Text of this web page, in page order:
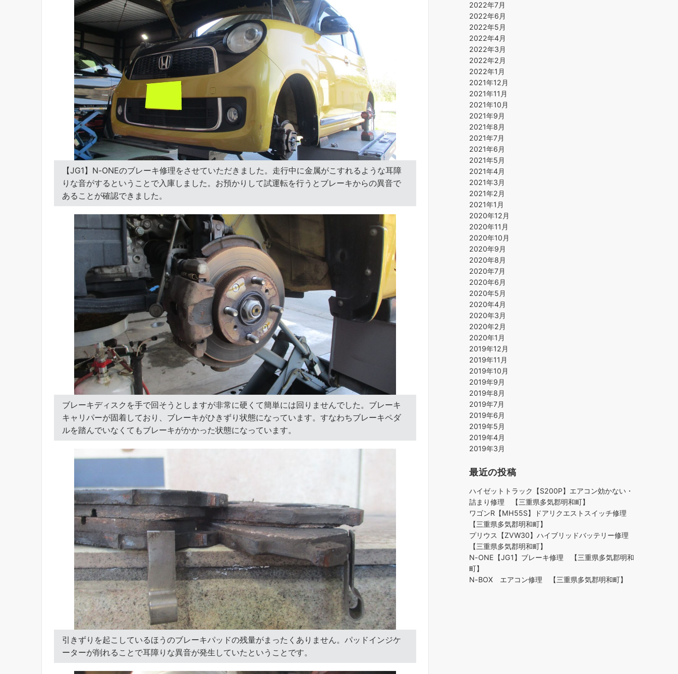
【JG1】N-ONEのブレーキ修理をさせていただきました。走行中に金属がこすれるような耳障
りな音がするということで入庫しました。お預かりして試運転を行うとブレーキからの異音で
あることが確認できました。
ブレーキディスクを手で回そうとしますが非常に硬くて簡単には回りませんでした。ブレーキ
キャリパーが固着しており、ブレーキがひきずり状態になっています。すなわちブレーキペダ
ルを踏んでいなくてもブレーキがかかった状態になっています。
引きずりを起こしているほうのブレーキパッドの残量がまったくありません。パッドインジケ
ーターが削れることで耳障りな異音が発生していたということです。
2022年7月
2022年6月
2022年5月
2022年4月
2022年3月
2022年2月
2022年1月
2021年12月
2021年11月
2021年10月
2021年9月
2021年8月
2021年7月
2021年6月
2021年5月
2021年4月
2021年3月
2021年2月
2021年1月
2020年12月
2020年11月
2020年10月
2020年9月
2020年8月
2020年7月
2020年6月
2020年5月
2020年4月
2020年3月
2020年2月
2020年1月
2019年12月
2019年11月
2019年10月
2019年9月
2019年8月
2019年7月
2019年6月
2019年5月
2019年4月
2019年3月
最近の投稿
ハイゼットトラック【S200P】エアコン効かない・
詰まり修理 【三重県多気郡明和町】
ワゴンR【MH55S】ドアリクエストスイッチ修理
【三重県多気郡明和町】
プリウス【ZVW30】ハイブリッドバッテリー修理
【三重県多気郡明和町】
N-ONE【JG1】ブレーキ修理 【三重県多気郡明和
町】
N-BOX エアコン修理 【三重県多気郡明和町】